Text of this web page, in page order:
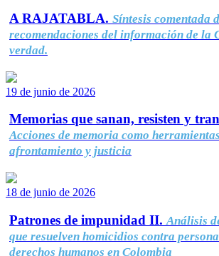
A RAJATABLA. Síntesis comentada
recomendaciones del información de la
verdad.
19 de junio de 2026
Memorias que sanan, resisten y
Acciones de memoria como
afrontamiento y justicia
18 de junio de 2026
Patrones de impunidad II. Análisis
que resuelven homicidios contra
derechos humanos en Colombia